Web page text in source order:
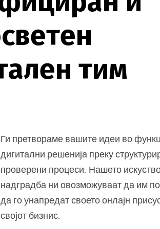
светен
ален тим
Ги претвораме вашите идеи во
дигитални решенија преку
проверени процеси. Нашето
надградба ни овозможуваат да им
да го унапредат своето онлајн
својот бизнис.